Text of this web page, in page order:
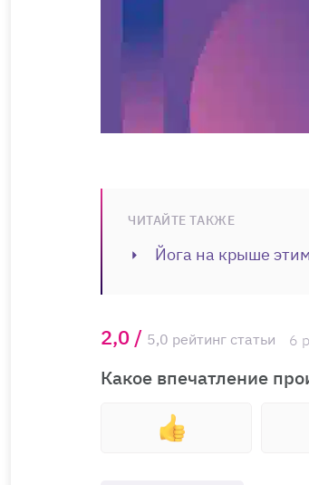
ЧИТАЙТЕ ТАКЖЕ
Йога на крыше
2,0 / 5,0 рейтинг статьи 6
Какое впечатление